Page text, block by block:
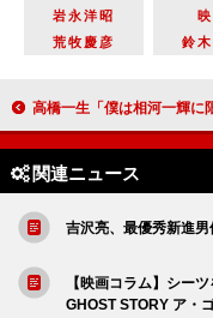
岩永洋昭
荒牧慶彦
鈴
高橋一生「僕は相河一輝に限りなく近い」 主演ドラマのＳＰイベントは「とて
関連ニュース
吉沢亮、最優秀新進
【映画コラム】シー
GHOST STORY ア・